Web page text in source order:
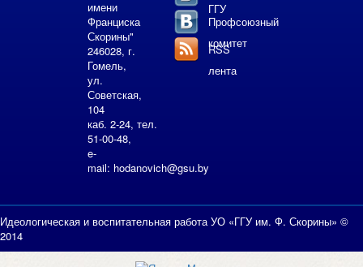
имени
Франциска
Скорины"
246028, г.
Гомель,
ул.
Советская,
104
каб. 2-24, тел.
51-00-48,
e-
mail: hodanovich@gsu.by
ГГУ
Профсоюзный
комитет
RSS
лента
Идеологическая и воспитательная работа УО «ГГУ им. Ф. Скорины» ©
2014